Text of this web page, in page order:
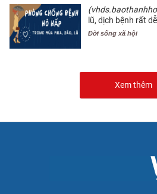
lũ, dịch bệnh rất
Đời sống xã hội
Xem thêm